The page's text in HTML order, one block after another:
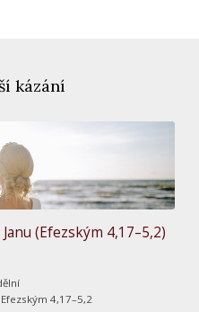
kázání
(Efezským 4,17–5,2)
4,17–5,2